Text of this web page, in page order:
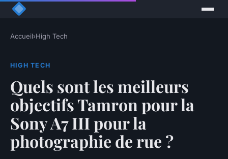
Accueil›High Tech
HIGH TECH
Quels sont les meilleurs
objectifs Tamron pour la
Sony A7 III pour la
photographie de rue ?